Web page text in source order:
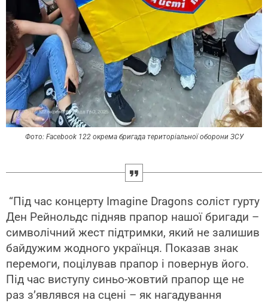
Фото: Facebook 122 окрема бригада територіальної оборони ЗСУ
“Під час концерту Imagine Dragons соліст гурту
Ден Рейнольдс підняв прапор нашої бригади –
символічний жест підтримки, який не залишив
байдужим жодного українця. Показав знак
перемоги, поцілував прапор і повернув його.
Під час виступу синьо-жовтий прапор ще не
раз з’являвся на сцені – як нагадування